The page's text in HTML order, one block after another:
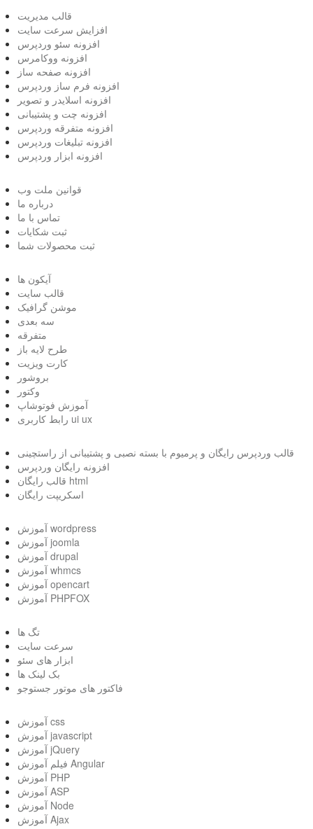
قالب مدیریت
افزایش سرعت سایت
افزونه سئو وردپرس
افزونه ووکامرس
افزونه صفحه ساز
افزونه فرم ساز وردپرس
افزونه اسلایدر و تصویر
افزونه چت و پشتیبانی
افزونه متفرقه وردپرس
افزونه تبلیغات وردپرس
افزونه ابزار وردپرس
قوانین ملت وب
درباره ما
تماس با ما
ثبت شکایات
ثبت محصولات شما
آیکون ها
قالب سایت
موشن گرافیک
سه بعدی
متفرقه
طرح لایه باز
کارت ویزیت
بروشور
وکتور
آموزش فوتوشاپ
رابط کاربری ui ux
قالب وردپرس رایگان و پرمیوم با بسته نصبی و پشتیبانی از راستچینی
افزونه رایگان وردپرس
قالب رایگان html
اسکریپت رایگان
آموزش wordpress
آموزش joomla
آموزش drupal
آموزش whmcs
آموزش opencart
آموزش PHPFOX
تگ ها
سرعت سایت
ابزار های سئو
بک لینک ها
فاکتور های موتور جستوجو
آموزش css
آموزش javascript
آموزش jQuery
فیلم آموزش Angular
آموزش PHP
آموزش ASP
آموزش Node
آموزش Ajax